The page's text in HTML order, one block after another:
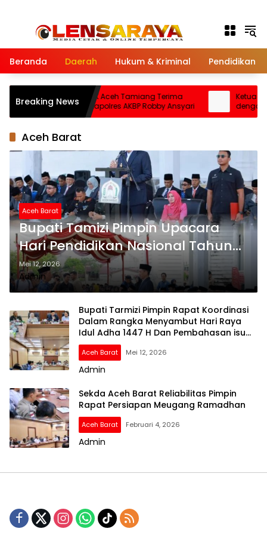
Beranda Daerah Hukum & Kriminal Pendidikan
Breaking News
Pimpinan DPRK Aceh Tamiang Terima
Silaturahmi Kapolres AKBP Robby Ansyari
Ketua
dengan
Disabilitas
Aceh Barat
Aceh Barat
Bupati Tamizi Pimpin Upacara
Hari Pendidikan Nasional Tahun
2026
Mei 12, 2026
Admin
Bupati Tarmizi Pimpin Rapat Koordinasi
Dalam Rangka Menyambut Hari Raya
Idul Adha 1447 H Dan Pembahasan isu
Aktual
Aceh Barat Mei 12, 2026
Admin
Sekda Aceh Barat Reliabilitas Pimpin
Rapat Persiapan Meugang Ramadhan
Aceh Barat Februari 4, 2026
Admin